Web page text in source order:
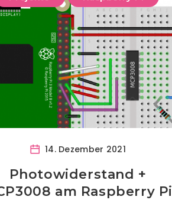
14. Dezember 2021
Photowiderstand +
am Raspberry Pi